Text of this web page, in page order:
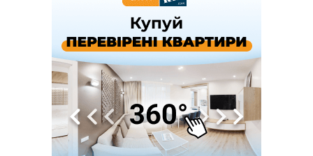
Водійка, яку на Сухомлинського побив інший керманич,
відмовилася від обвинувачення — справу закрили
У Франківську, Коломиї, Долині та Яремче 6 серпня
зафіксували рекордну спеку
Змушував надсилати інтимні фото: на Прикарпатті
затримали підозрюваного у розбещенні малолітньої
АМКУ розпочав справу проти Гвіздецької селищної ради
через різні ставки земельного податку
Синоптики попереджають про значний дощ на Прикарпатті
до кінця п'ятниці